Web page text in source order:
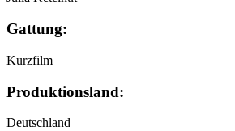
Gattung:
Kurzfilm
Produktionsland:
Deutschland